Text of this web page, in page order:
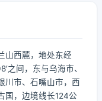
山西麓，地处东经
之间，东与乌海市、
川市、石嘴山市，西
国，边境线长124公